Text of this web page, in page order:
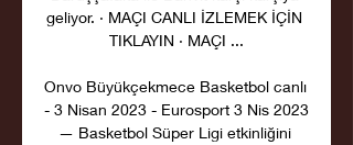
geliyor. · MAÇI CANLI İZLEMEK İÇİN
TIKLAYIN · MAÇI ...
Onvo Büyükçekmece Basketbol canlı
- 3 Nisan 2023 - Eurosport 3 Nis 2023
— Basketbol Süper Ligi etkinliğini